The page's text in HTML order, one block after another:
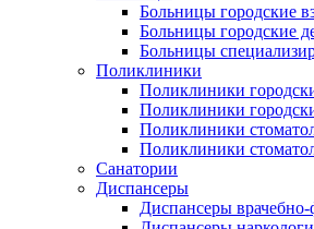
Больницы городские
Больницы городские
Больницы
Поликлиники
Поликлиники
Поликлиники
Поликлиники
Поликлиники
Санатории
Диспансеры
Диспансеры